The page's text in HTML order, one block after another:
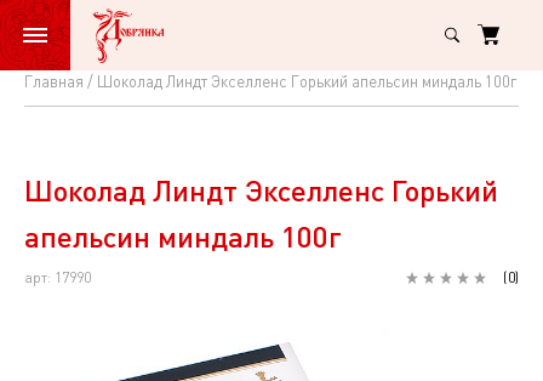
Главная Шоколад Линдт Экселленс Горький апельсин миндаль 100г
Шоколад
Экселленс
Горький
апельсин
Шоколад Линдт Экселленс Горький
апельсин миндаль 100г
арт: 17990 (0)